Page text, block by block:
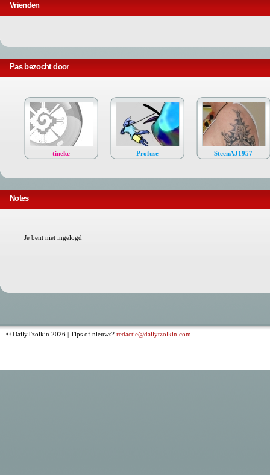
Vrienden
Pas bezocht door
tineke Profuse SteenAJ1957
Notes
Je bent niet ingelogd
© DailyTzolkin 2026 | Tips of nieuws? redactie@dailytzolkin.com